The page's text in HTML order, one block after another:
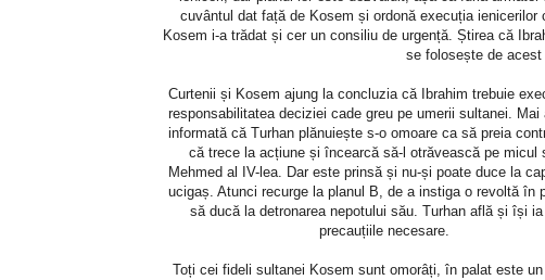
cuvântul dat față de Kosem și ordonă execuția
Kosem i-a trădat și cer un consiliu de urgență. Știrea că
se folosește de
Curtenii și Kosem ajung la concluzia că Ibrahim trebuie
responsabilitatea deciziei cade greu pe umerii sultanei. Mai
informată că Turhan plănuiește s-o omoare ca să preia
că trece la acțiune și încearcă să-l otrăvească pe micul
Mehmed al IV-lea. Dar este prinsă și nu-și poate duce la
ucigaș. Atunci recurge la planul B, de a instiga o revoltă în
să ducă la detronarea nepotului său. Turhan află și își
precauțiile necesare.
Toți cei fideli sultanei Kosem sunt omorâți, în palat este